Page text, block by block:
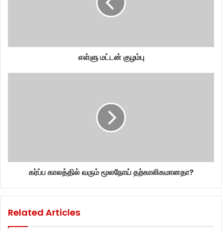
எள்ளு மட்டன் குழம்பு
கர்ப்ப காலத்தில் வரும் மூலநோய் தற்காலிகமானதா?
Related Articles